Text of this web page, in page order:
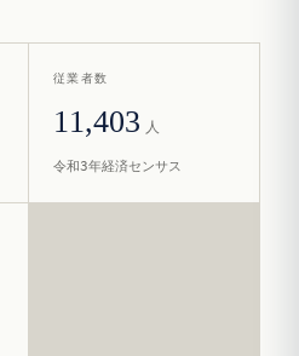
従業者数
11,403 人
令和3年経済センサス